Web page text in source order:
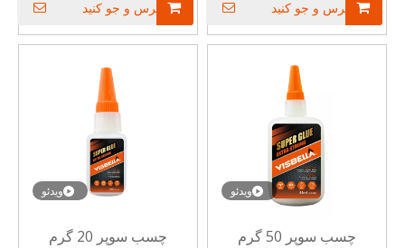
پرس و جو کنید پرس و جو کنید
ویدئو
چسب سوپر 50 گرم
ویدئو
چسب سوپر 20 گرم